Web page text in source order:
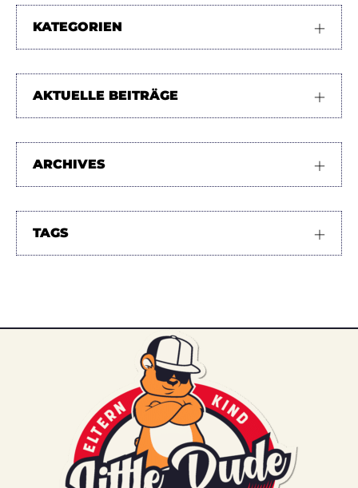
KATEGORIEN
AKTUELLE BEITRÄGE
ARCHIVES
TAGS